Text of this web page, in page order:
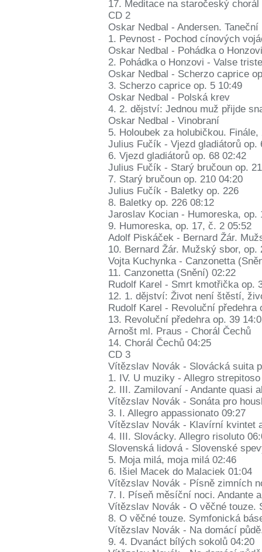
17. Meditace na staročeský
CD 2
Oskar Nedbal - Andersen.
1. Pevnost - Pochod cínových
Oskar Nedbal - Pohádka o
2. Pohádka o Honzovi - Valse
Oskar Nedbal - Scherzo caprice
3. Scherzo caprice op. 5 10:49
Oskar Nedbal - Polská krev
4. 2. dějství: Jednou muž přijde
Oskar Nedbal - Vinobraní
5. Holoubek za holubičkou.
Julius Fučík - Vjezd gladiátorů op.
6. Vjezd gladiátorů op. 68 02:42
Julius Fučík - Starý bručoun op.
7. Starý bručoun op. 210 04:20
Julius Fučík - Baletky op. 226
8. Baletky op. 226 08:12
Jaroslav Kocian - Humoreska, op.
9. Humoreska, op. 17, č. 2 05:52
Adolf Piskáček - Bernard Žár.
10. Bernard Žár. Mužský sbor, op.
Vojta Kuchynka - Canzonetta
11. Canzonetta (Snění) 02:22
Rudolf Karel - Smrt kmotřička op.
12. 1. dějství: Život není štěstí,
Rudolf Karel - Revoluční předehra
13. Revoluční předehra op. 39
Arnošt ml. Praus - Chorál Čechů
14. Chorál Čechů 04:25
CD 3
Vítězslav Novák - Slovácká suita
1. IV. U muziky - Allegro
2. III. Zamilovaní - Andante quasi
Vítězslav Novák - Sonáta pro
3. I. Allegro appassionato 09:27
Vítězslav Novák - Klavírní kvintet
4. III. Slovácky. Allegro risoluto
Slovenská lidová - Slovenské
5. Moja milá, moja milá 02:46
6. Išiel Macek do Malaciek 01:04
Vítězslav Novák - Písně zimních
7. I. Píseň měsíční noci. Andante
Vítězslav Novák - O věčné touze.
8. O věčné touze. Symfonická
Vítězslav Novák - Na domácí
9. 4. Dvanáct bílých sokolů 04:20